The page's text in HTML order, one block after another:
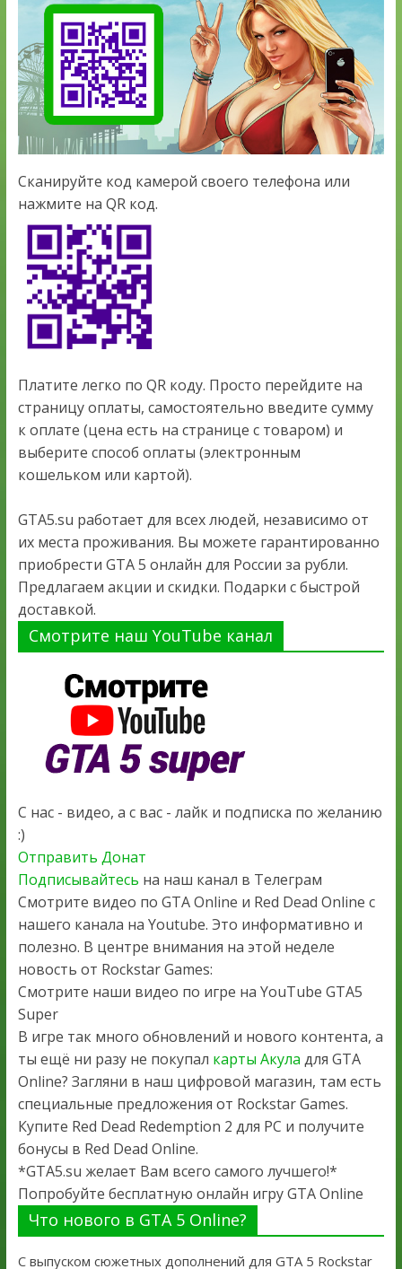
Сканируйте код камерой своего телефона или
нажмите на QR код.
Платите легко по QR коду. Просто перейдите на
страницу оплаты, самостоятельно введите сумму
к оплате (цена есть на странице с товаром) и
выберите способ оплаты (электронным
кошельком или картой).
GTA5.su работает для всех людей, независимо от
их места проживания. Вы можете гарантированно
приобрести GTA 5 онлайн для России за рубли.
Предлагаем акции и скидки. Подарки с быстрой
доставкой.
Смотрите наш YouTube канал
С нас - видео, а с вас - лайк и подписка по желанию
:)
Отправить Донат
Подписывайтесь на наш канал в Телеграм
Смотрите видео по GTA Online и Red Dead Online с
нашего канала на Youtube. Это информативно и
полезно. В центре внимания на этой неделе
новость от Rockstar Games:
Смотрите наши видео по игре на YouTube GTA5
Super
В игре так много обновлений и нового контента, а
ты ещё ни разу не покупал карты Акула для GTA
Online? Загляни в наш цифровой магазин, там есть
специальные предложения от Rockstar Games.
Купите Red Dead Redemption 2 для PC и получите
бонусы в Red Dead Online.
*GTA5.su желает Вам всего самого лучшего!*
Попробуйте бесплатную онлайн игру GTA Online
Что нового в GTA 5 Online?
С выпуском сюжетных дополнений для GTA 5 Rockstar